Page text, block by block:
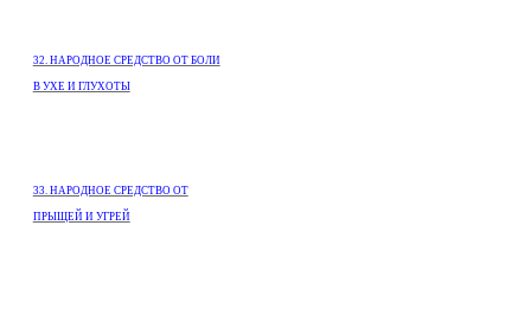
32. НАРОДНОЕ СРЕДСТВО ОТ БОЛИ
В УХЕ И ГЛУХОТЫ
33. НАРОДНОЕ СРЕДСТВО ОТ
ПРЫЩЕЙ И УГРЕЙ